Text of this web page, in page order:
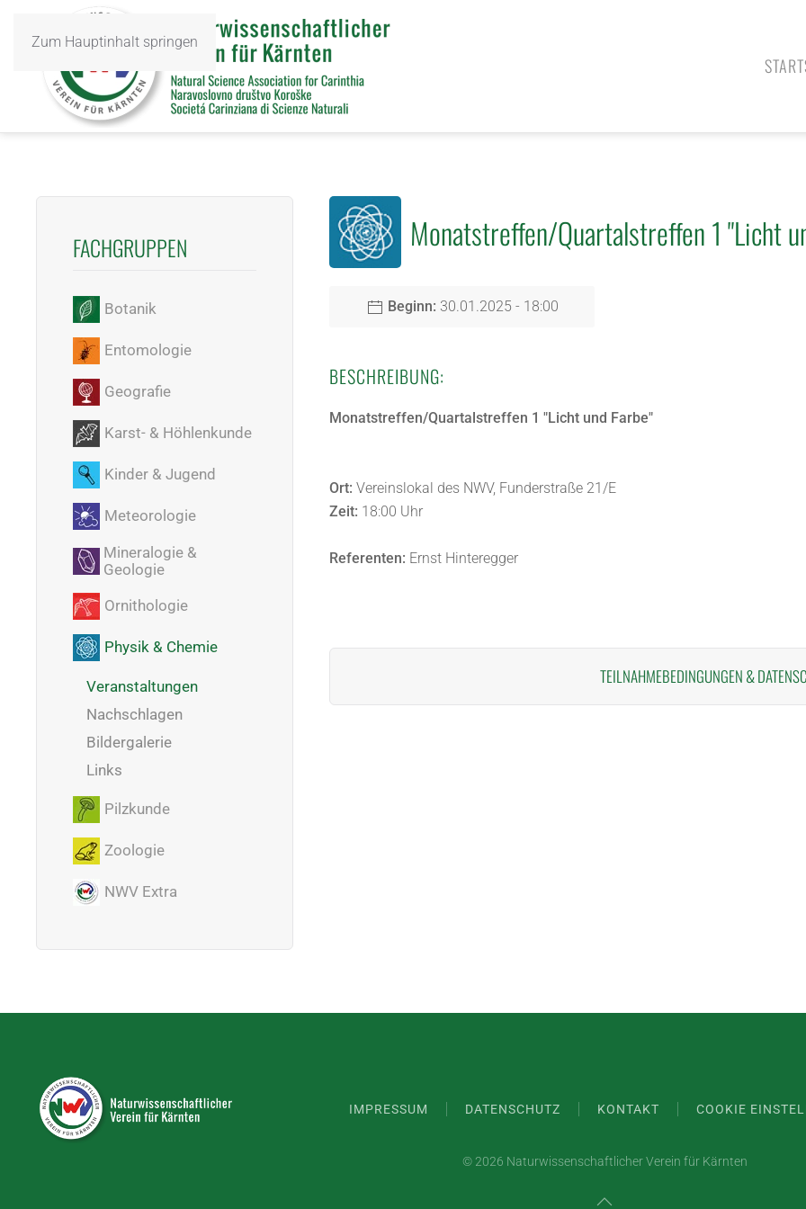
Zum Hauptinhalt springen
FACHGRUPPEN
Botanik
Entomologie
Geografie
Karst- & Höhlenkunde
Kinder & Jugend
Meteorologie
Mineralogie &
Geologie
Ornithologie
Physik & Chemie
Veranstaltungen
Nachschlagen
Bildergalerie
Links
Pilzkunde
Zoologie
NWV Extra
Monatstreffen/Quartalstreffen 1 "Licht
Beginn: 30.01.2025 - 18:00
BESCHREIBUNG:
Monatstreffen/Quartalstreffen 1 "Licht und Farbe"
Ort: Vereinslokal des NWV, Funderstraße 21/E
Zeit: 18:00 Uhr
Referenten: Ernst Hinteregger
TEILNAHMEBEDINGUNGEN &
IMPRESSUM DATENSCHUTZ KONTAKT COOKIE
©2026 Naturwissenschaftlicher Verein für Kärnten